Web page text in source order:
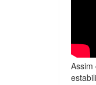
Assim